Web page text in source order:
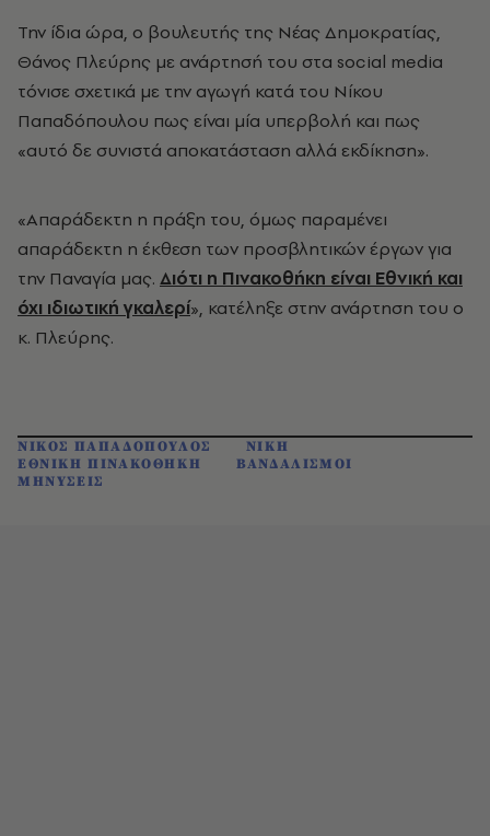
Την ίδια ώρα, ο βουλευτής της Νέας Δημοκρατίας,
Θάνος Πλεύρης με ανάρτησή του στα social media
τόνισε σχετικά με την αγωγή κατά του Νίκου
Παπαδόπουλου πως είναι μία υπερβολή και πως
«αυτό δε συνιστά αποκατάσταση αλλά εκδίκηση».
«Απαράδεκτη η πράξη του, όμως παραμένει
απαράδεκτη η έκθεση των προσβλητικών έργων για
την Παναγία μας. Διότι η Πινακοθήκη είναι Εθνική και
όχι ιδιωτική γκαλερί», κατέληξε στην ανάρτηση του ο
κ. Πλεύρης.
ΝΙΚΟΣ ΠΑΠΑΔΟΠΟΥΛΟΣ
ΝΙΚΗ
ΕΘΝΙΚΗ ΠΙΝΑΚΟΘΗΚΗ
ΒΑΝΔΑΛΙΣΜΟΙ
ΜΗΝΥΣΕΙΣ